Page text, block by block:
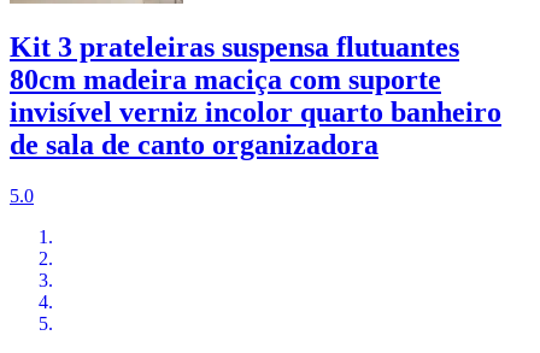
Kit 3 prateleiras suspensa flutuantes
80cm madeira maciça com suporte
invisível verniz incolor quarto banheiro
de sala de canto organizadora
5.0